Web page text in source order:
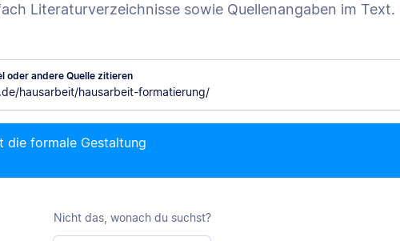
Literaturverzeichnisse sowie Quellenangaben im Text.
oder andere Quelle zitieren
Mit Chrome zitieren
die formale Gestaltung
Nicht das, wonach du suchst?